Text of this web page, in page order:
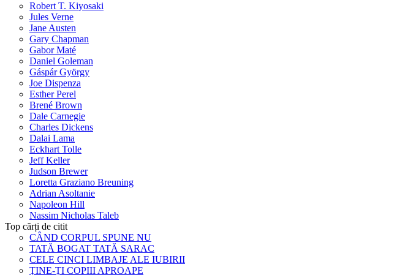
Robert T. Kiyosaki
Jules Verne
Jane Austen
Gary Chapman
Gabor Maté
Daniel Goleman
Gáspár György
Joe Dispenza
Esther Perel
Brené Brown
Dale Carnegie
Charles Dickens
Dalai Lama
Eckhart Tolle
Jeff Keller
Judson Brewer
Loretta Graziano Breuning
Adrian Asoltanie
Napoleon Hill
Nassim Nicholas Taleb
Top cărți de citit
CÂND CORPUL SPUNE NU
TATĂ BOGAT TATĂ SARAC
CELE CINCI LIMBAJE ALE IUBIRII
ȚINE-ȚI COPIII APROAPE